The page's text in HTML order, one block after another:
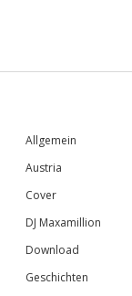
Sidebar
Allgemein
Austria
Cover
DJ Maxamillion
Download
Geschichten